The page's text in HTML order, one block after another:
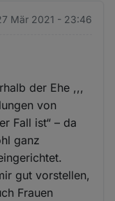
Mär 2021 - 23:46
der Ehe ,,,
von
Fall ist“ – da
ganz
gut vorstellen,
Frauen